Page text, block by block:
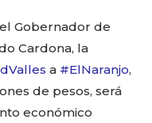
Gobernador de
Cardona, la
a #ElNaranjo,
de pesos, será
económico